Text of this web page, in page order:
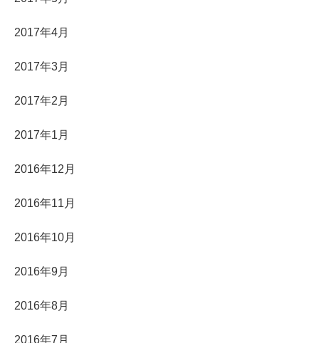
2017年4月
2017年3月
2017年2月
2017年1月
2016年12月
2016年11月
2016年10月
2016年9月
2016年8月
2016年7月